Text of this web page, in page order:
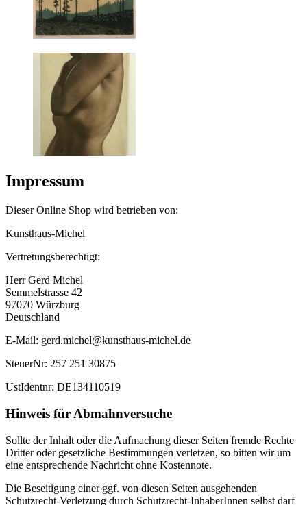
Impressum
Dieser Online Shop wird betrieben von:
Kunsthaus-Michel
Vertretungsberechtigt:
Herr Gerd Michel
Semmelstrasse 42
97070 Würzburg
Deutschland
E-Mail: gerd.michel@kunsthaus-michel.de
SteuerNr: 257 251 30875
UstIdentnr: DE134110519
Hinweis für Abmahnversuche
Sollte der Inhalt oder die Aufmachung dieser Seiten fremde Rechte
Dritter oder gesetzliche Bestimmungen verletzen, so bitten wir um
eine entsprechende Nachricht ohne Kostennote.
Die Beseitigung einer ggf. von diesen Seiten ausgehenden
Schutzrecht-Verletzung durch Schutzrecht-InhaberInnen selbst darf